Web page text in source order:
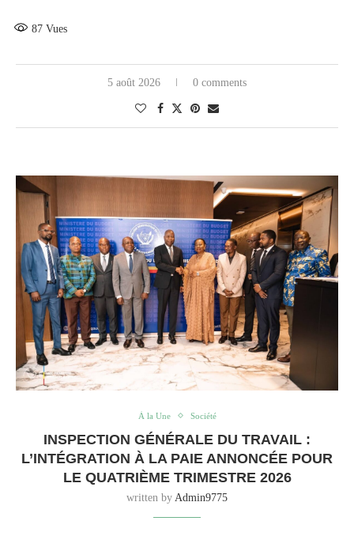
87 Vues
5 août 2026 0 comments
À la Une Société
INSPECTION GÉNÉRALE DU TRAVAIL :
L’INTÉGRATION À LA PAIE ANNONCÉE POUR
LE QUATRIÈME TRIMESTRE 2026
written by Admin9775